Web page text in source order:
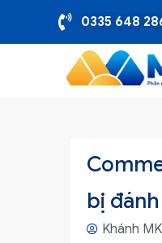
0335 648
bị
Khánh